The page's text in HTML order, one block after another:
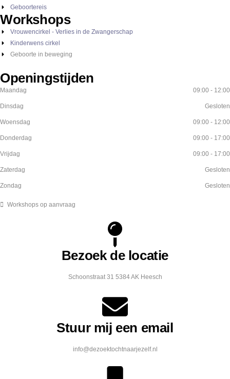
Geboortereis
Workshops
Vrouwencirkel - Verlies in de Zwangerschap
Kinderwens cirkel
Geboorte in beweging
Openingstijden
Maandag 09:00 - 12:00
Dinsdag Gesloten
Woensdag 09:00 - 12:00
Donderdag 09:00 - 17:00
Vrijdag 09:00 - 17:00
Zaterdag Gesloten
Zondag Gesloten
Workshops op aanvraag
Bezoek de locatie
Schoonstraat 31 5384 AK Heesch
Stuur mij een email
info@dezoektochtnaarjezelf.nl